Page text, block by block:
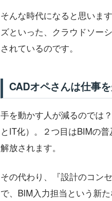
そんな時代になると思いま
ズといった、クラウドソー
されているのです。
CADオペさんは仕事
手を動かす人が減るのでは
とIT化）。２つ目はBIMの
解放されます。
その代わり、『設計のコン
で、BIM入力担当という新